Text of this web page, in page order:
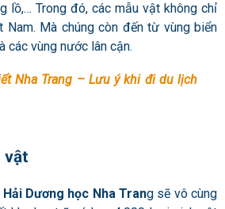
lồ,… Trong đó, các mẫu vật không chỉ
Mà chúng còn đến từ vùng biển
các vùng nước lân cận.
Nha Trang – Lưu ý khi đi du lịch
vật
Dương học Nha Trang sẽ vô cùng